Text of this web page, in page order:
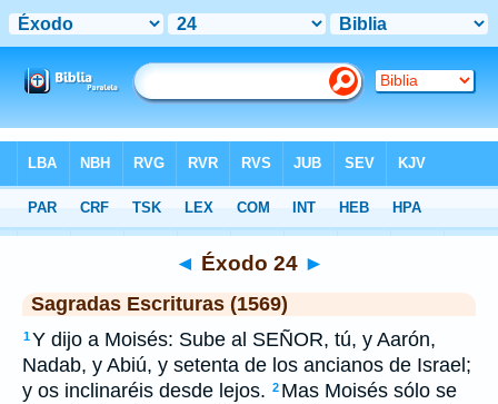
>SEV> Éxodo 24
◄ Éxodo 24 ►
Sagradas Escrituras (1569)
1Y dijo a Moisés: Sube al SEÑOR, tú, y Aarón,
Nadab, y Abiú, y setenta de los ancianos de Israel;
y os inclinaréis desde lejos. 2 Mas Moisés sólo se